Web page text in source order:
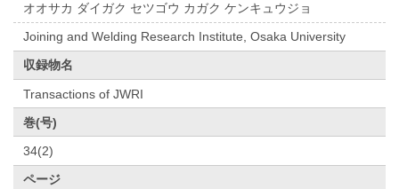
オオサカ ダイガク セツゴウ カガク ケンキュウジョ
Joining and Welding Research Institute, Osaka University
収録物名
Transactions of JWRI
巻(号)
34(2)
ページ